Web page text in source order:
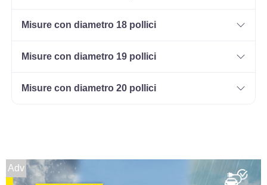
Misure con diametro 18 pollici
Misure con diametro 19 pollici
Misure con diametro 20 pollici
Adv